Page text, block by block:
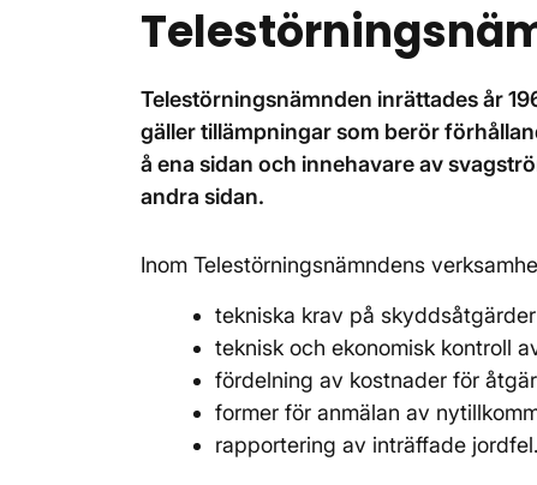
Telestörningsnämnden inrättades år
gäller tillämpningar som berör
å ena sidan och innehavare av
andra sidan.
Inom Telestörningsnämndens
tekniska krav på
teknisk och ekonomisk kontroll
fördelning av kostnader för
former för anmälan av
rapportering av inträffade jordfel.